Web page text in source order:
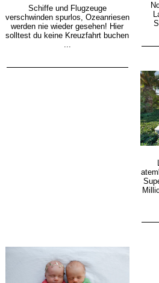
Schiffe und Flugzeuge
verschwinden spurlos, Ozeanriesen
werden nie wieder gesehen! Hier
solltest du keine Kreuzfahrt buchen